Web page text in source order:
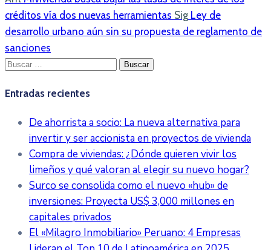
créditos vía dos nuevas herramientas Sig Ley de
desarrollo urbano aún sin su propuesta de reglamento de
sanciones
Buscar:
Entradas recientes
De ahorrista a socio: La nueva alternativa para
invertir y ser accionista en proyectos de vivienda
Compra de viviendas: ¿Dónde quieren vivir los
limeños y qué valoran al elegir su nuevo hogar?
Surco se consolida como el nuevo «hub» de
inversiones: Proyecta US$ 3,000 millones en
capitales privados
El «Milagro Inmobiliario» Peruano: 4 Empresas